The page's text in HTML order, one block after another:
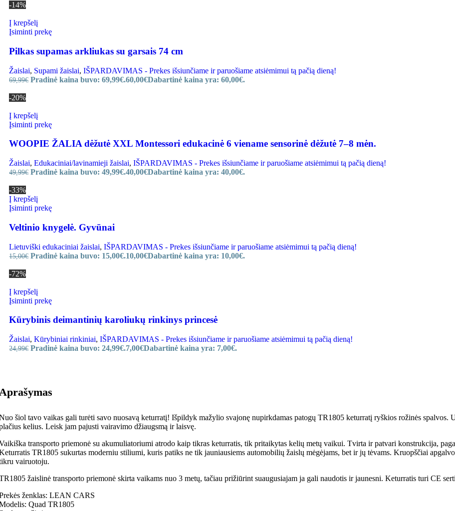
-14%
Į krepšelį
Įsiminti prekę
Pilkas supamas arkliukas su garsais 74 cm
Žaislai, Supami žaislai, IŠPARDAVIMAS - Prekes išsiunčiame ir paruošiame atsiėmimui tą pačią dieną!
69,99€ Pradinė kaina buvo: 69,99€.60,00€Dabartinė kaina yra: 60,00€.
-20%
Į krepšelį
Įsiminti prekę
WOOPIE ŽALIA dėžutė XXL Montessori edukacinė 6 viename sensorinė dėžutė 7–8 mėn.
Žaislai, Edukaciniai/lavinamieji žaislai, IŠPARDAVIMAS - Prekes išsiunčiame ir paruošiame atsiėmimui tą pačią dieną!
49,99€ Pradinė kaina buvo: 49,99€.40,00€Dabartinė kaina yra: 40,00€.
-33%
Į krepšelį
Įsiminti prekę
Veltinio knygelė. Gyvūnai
Lietuviški edukaciniai žaislai, IŠPARDAVIMAS - Prekes išsiunčiame ir paruošiame atsiėmimui tą pačią dieną!
15,00€ Pradinė kaina buvo: 15,00€.10,00€Dabartinė kaina yra: 10,00€.
-72%
Į krepšelį
Įsiminti prekę
Kūrybinis deimantinių karoliukų rinkinys princesė
Žaislai, Kūrybiniai rinkiniai, IŠPARDAVIMAS - Prekes išsiunčiame ir paruošiame atsiėmimui tą pačią dieną!
24,99€ Pradinė kaina buvo: 24,99€.7,00€Dabartinė kaina yra: 7,00€.
šiol tavo vaikas gali turėti savo nuosavą keturratį! Išpildyk mažylio svajonę nupirkdamas patogų TR1805 keturratį ryškios rožinės spalvos.
kelius. Leisk jam pajusti vairavimo džiaugsmą ir laisvę.
transporto priemonė su akumuliatoriumi atrodo kaip tikras keturratis, tik pritaikytas kelių metų vaikui. Tvirta ir patvari konstrukcija,
TR1805 sukurtas moderniu stiliumi, kuris patiks ne tik jauniausiems automobilių žaislų mėgėjams, bet ir jų tėvams. Kruopščiai
vairuotoju.
žaislinė transporto priemonė skirta vaikams nuo 3 metų, tačiau prižiūrint suaugusiajam ja gali naudotis ir jaunesni. Keturratis turi CE
ženklas: LEAN CARS
Quad TR1805